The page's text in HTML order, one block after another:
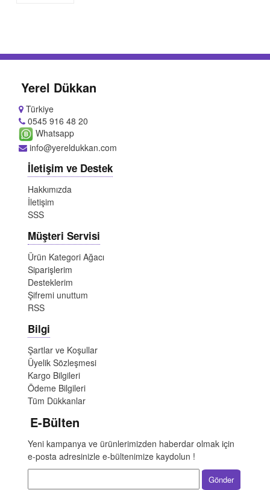
Yerel Dükkan
Türkiye
0545 916 48 20
Whatsapp
info@yereldukkan.com
İletişim ve Destek
Hakkımızda
İletişim
SSS
Müşteri Servisi
Ürün Kategori Ağacı
Siparişlerim
Desteklerim
Şifremi unuttum
RSS
Bilgi
Şartlar ve Koşullar
Üyelik Sözleşmesi
Kargo Bilgileri
Ödeme Bilgileri
Tüm Dükkanlar
E-Bülten
Yeni kampanya ve ürünlerimizden haberdar olmak için
e-posta adresinizle e-bültenimize kaydolun !
Gönder